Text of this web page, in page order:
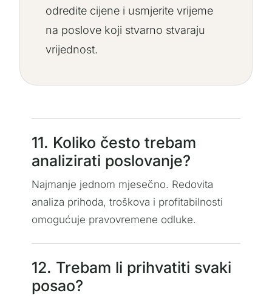
odredite cijene i usmjerite vrijeme
na poslove koji stvarno stvaraju
vrijednost.
11. Koliko često trebam
analizirati poslovanje?
Najmanje jednom mjesečno. Redovita
analiza prihoda, troškova i profitabilnosti
omogućuje pravovremene odluke.
12. Trebam li prihvatiti svaki
posao?